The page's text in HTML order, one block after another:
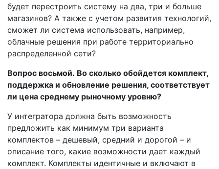
будет перестроить систему на два, три и больше
магазинов? А также с учетом развития технологий,
сможет ли система использовать, например,
облачные решения при работе территориально
распределенной сети?
Вопрос восьмой. Во сколько обойдется комплект,
поддержка и обновление решения, соответствует
ли цена среднему рыночному уровню?
У интегратора должна быть возможность
предложить как минимум три варианта
комплектов – дешевый, средний и дорогой – и
описание того, какие возможности дает каждый
комплект. Комплекты идентичные и включают в